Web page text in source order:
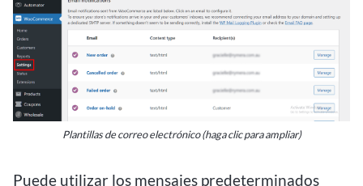
Plantillas de correo electrónico (haga clic para ampliar)
Puede utilizar los mensajes predeterminados